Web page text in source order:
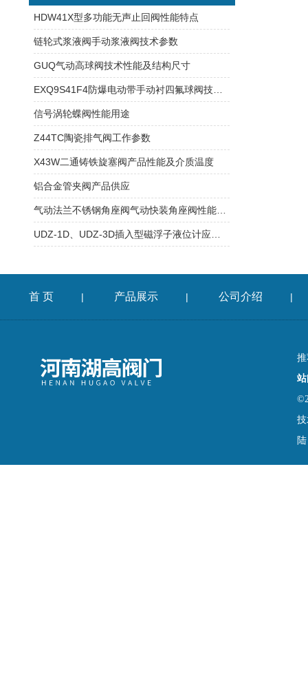
HDW41X型多功能无声止回阀性能特点
链轮式浆液阀手动浆液阀技术参数
GUQ气动高球阀技术性能及结构尺寸
信号涡轮蝶阀性能用途
Z44TC陶瓷排气阀工作参数
X43W二通铸铁旋塞阀产品性能及介质温度
铝合金管夹阀产品供应
首 页 | 产品展示 | 公司介绍 |
陆